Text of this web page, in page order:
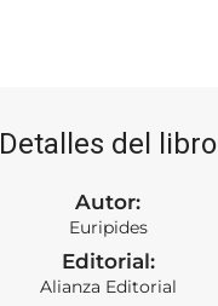
Detalles del libro
Autor:
Euripides
Editorial:
Alianza Editorial